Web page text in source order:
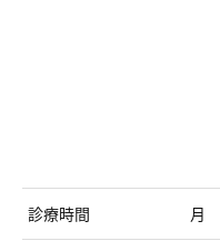
診療時間 月